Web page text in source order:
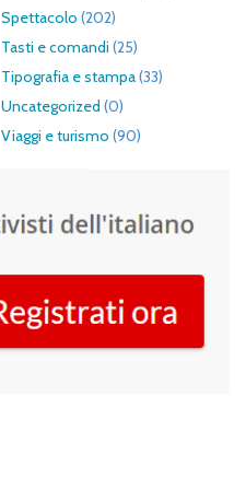
Spettacolo (202)
Tasti e comandi (25)
Tipografia e stampa(33)
Uncategorized (0)
Viaggi e turismo (90)